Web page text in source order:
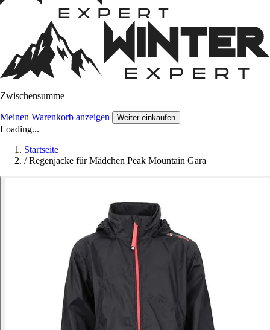
Zwischensumme
Meinen Warenkorb anzeigen Weiter einkaufen
Loading...
Startseite
/ Regenjacke für Mädchen Peak Mountain Gara